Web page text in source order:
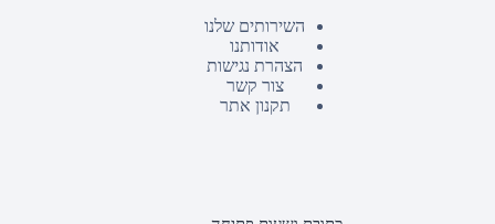
השירותים שלנו
אודותנו
הצהרת נגישות
צור קשר
תקנון אתר